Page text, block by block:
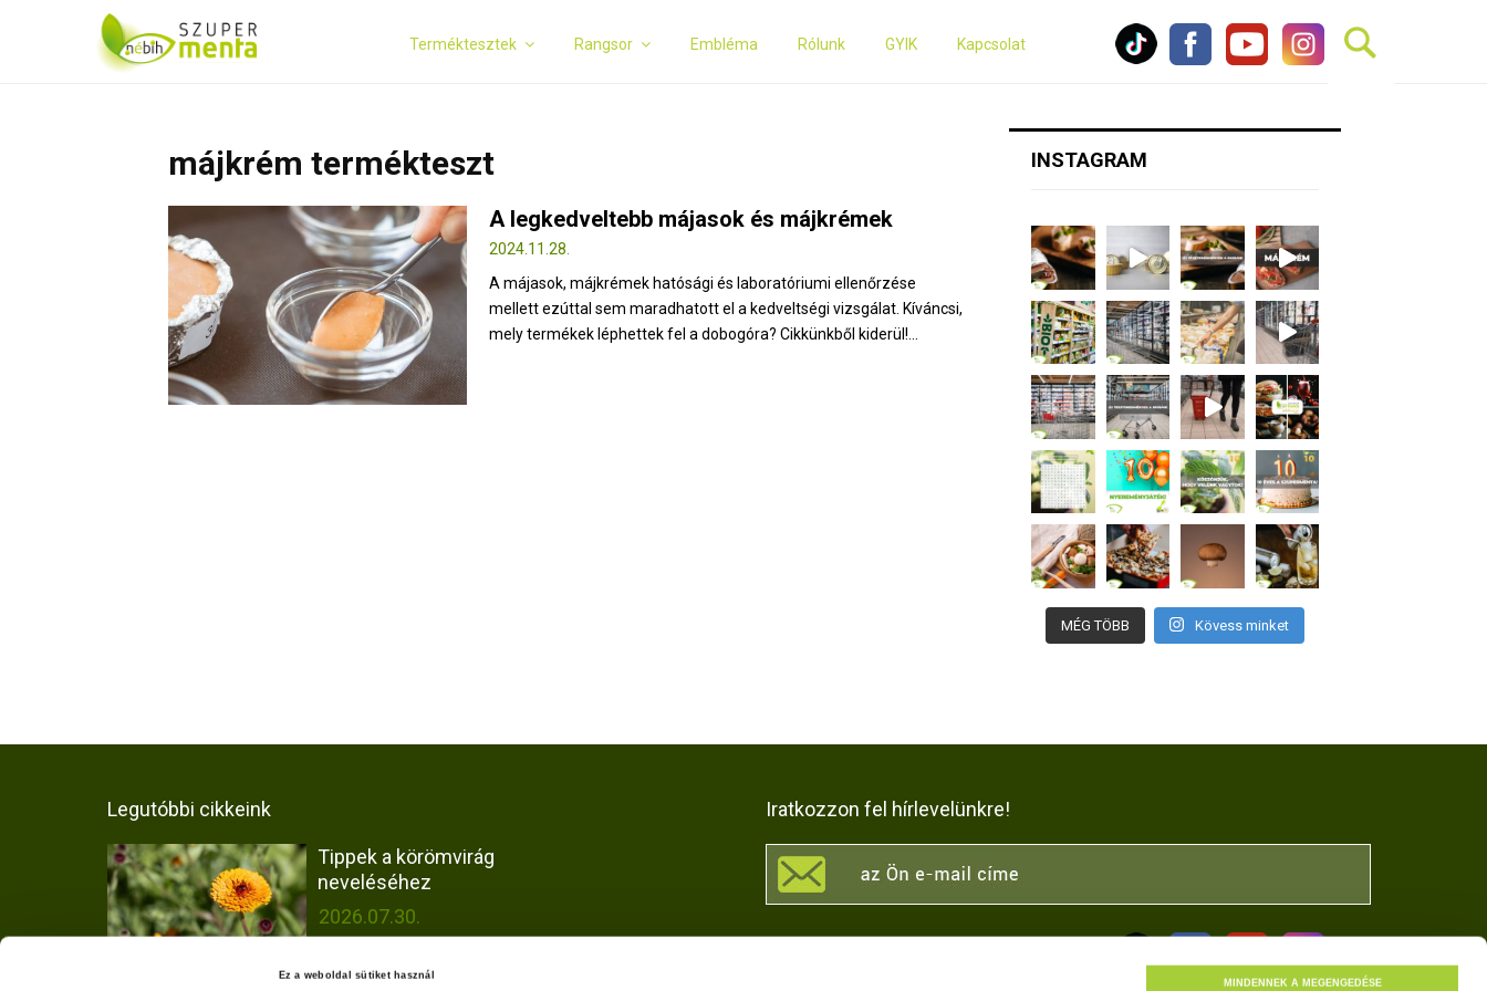
Ez a weboldal sütiket használ
MINDENNEK A MEGENGEDÉSE
Terméktesztek Rangsor Embléma Rólunk GYIK Kapcsolat
májkrém termékteszt
A legkedveltebb májasok és májkrémek
2024.11.28.
A májasok, májkrémek hatósági és laboratóriumi ellenőrzése
mellett ezúttal sem maradhatott el a kedveltségi vizsgálat. Kíváncsi,
mely termékek léphettek fel a dobogóra? Cikkünkből kiderül!...
INSTAGRAM
MÉG TÖBB Kövess minket
Legutóbbi cikkeink
Tippek a körömvirág
neveléséhez
2026.07.30.
Iratkozzon fel hírlevelünkre!